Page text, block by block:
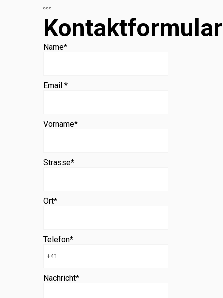
Kontaktformular
Name*
Email *
Vorname*
Strasse*
Ort*
Telefon*
Nachricht*